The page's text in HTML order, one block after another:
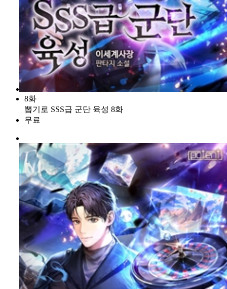
8화
뽑기로 SSS급 군단 육성 8화
무료